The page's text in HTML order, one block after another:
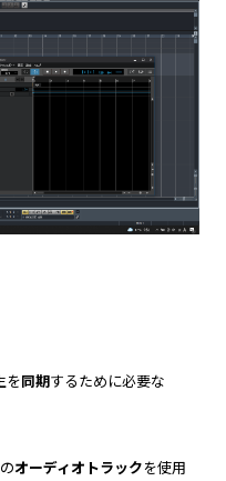
を同期するために必要な
オーディオトラックを使用